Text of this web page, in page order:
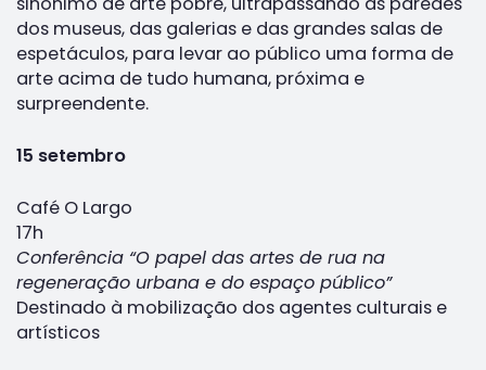
dos museus, das galerias e das grandes salas de
espetáculos, para levar ao público uma forma de
arte acima de tudo humana, próxima e
surpreendente.
15 setembro
Café O Largo
17h
Conferência “O papel das artes de rua na
regeneração urbana e do espaço público”
Destinado à mobilização dos agentes culturais e
artísticos